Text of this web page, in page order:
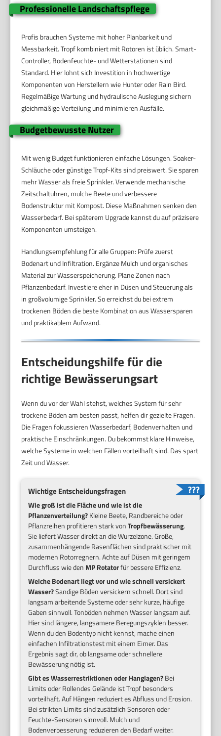
Professionelle Landschaftspflege
Profis brauchen Systeme mit hoher Planbarkeit und
Messbarkeit. Tropf kombiniert mit Rotoren ist üblich. Smart-
Controller, Bodenfeuchte- und Wetterstationen sind
Standard. Hier lohnt sich Investition in hochwertige
Komponenten von Herstellern wie Hunter oder Rain Bird.
Regelmäßige Wartung und hydraulische Auslegung sichern
gleichmäßige Verteilung und minimieren Ausfälle.
Budgetbewusste Nutzer
Mit wenig Budget funktionieren einfache Lösungen. Soaker-
Schläuche oder günstige Tropf-Kits sind preiswert. Sie sparen
mehr Wasser als freie Sprinkler. Verwende mechanische
Zeitschaltuhren, mulche Beete und verbessere
Bodenstruktur mit Kompost. Diese Maßnahmen senken den
Wasserbedarf. Bei späterem Upgrade kannst du auf präzisere
Komponenten umsteigen.
Handlungsempfehlung für alle Gruppen: Prüfe zuerst
Bodenart und Infiltration. Ergänze Mulch und organisches
Material zur Wasserspeicherung. Plane Zonen nach
Pflanzenbedarf. Investiere eher in Düsen und Steuerung als
in großvolumige Sprinkler. So erreichst du bei extrem
trockenen Böden die beste Kombination aus Wassersparen
und praktikablem Aufwand.
Entscheidungshilfe für die
richtige Bewässerungsart
Wenn du vor der Wahl stehst, welches System für sehr
trockene Böden am besten passt, helfen dir gezielte Fragen.
Die Fragen fokussieren Wasserbedarf, Bodenverhalten und
praktische Einschränkungen. Du bekommst klare Hinweise,
welche Systeme in welchen Fällen vorteilhaft sind. Das spart
Zeit und Wasser.
Wichtige Entscheidungsfragen
Wie groß ist die Fläche und wie ist die
Pflanzenverteilung?Kleine Beete, Randbereiche oder
Pflanzreihen profitieren stark vonTropfbewässerung.
Sie liefert Wasser direkt an die Wurzelzone. Große,
zusammenhängende Rasenflächen sind praktischer mit
modernen Rotorregnern. Achte auf Düsen mit geringem
Durchfluss wie den MP Rotatorfür bessere Effizienz.
Welche Bodenart liegt vor und wie schnell versickert
Wasser?Sandige Böden versickern schnell. Dort sind
langsam arbeitende Systeme oder sehr kurze, häufige
Gaben sinnvoll. Tonböden nehmen Wasser langsam auf.
Hier sind längere, langsamere Beregungszyklen besser.
Wenn du den Bodentyp nicht kennst, mache einen
einfachen Infiltrationstest mit einem Eimer. Das
Ergebnis sagt dir, ob langsame oder schnellere
Bewässerung nötig ist.
Gibt es Wasserrestriktionen oder Hanglagen?Bei
Limits oder Rollendes Gelände ist Tropf besonders
vorteilhaft. Auf Hängen reduziert es Abfluss und Erosion.
Bei strikten Limits sind zusätzlich Sensoren oder
Feuchte-Sensoren sinnvoll. Mulch und
Bodenverbesserung reduzieren den Bedarf weiter.